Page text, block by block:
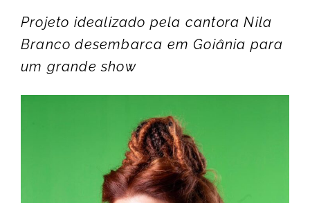
Projeto idealizado pela cantora Nila
Branco desembarca em Goiânia para
um grande show